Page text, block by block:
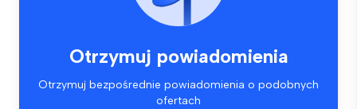
Otrzymuj powiadomienia
Otrzymuj bezpośrednie powiadomienia o podobnych
ofertach